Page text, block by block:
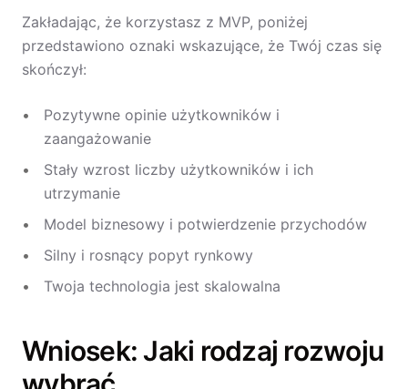
Zakładając, że korzystasz z MVP, poniżej
przedstawiono oznaki wskazujące, że Twój czas się
skończył:
Pozytywne opinie użytkowników i
zaangażowanie
Stały wzrost liczby użytkowników i ich
utrzymanie
Model biznesowy i potwierdzenie przychodów
Silny i rosnący popyt rynkowy
Twoja technologia jest skalowalna
Wniosek: Jaki rodzaj rozwoju